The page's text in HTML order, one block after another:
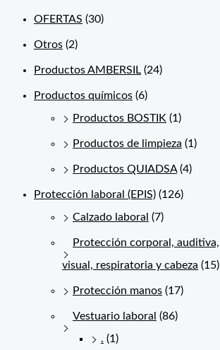
OFERTAS (30)
Otros (2)
Productos AMBERSIL (24)
Productos químicos (6)
Productos BOSTIK (1)
Productos de limpieza (1)
Productos QUIADSA (4)
Protección laboral (EPIS) (126)
Calzado laboral (7)
Protección corporal, auditiva,
visual, respiratoria y cabeza (15)
Protección manos (17)
Vestuario laboral (86)
. (1)